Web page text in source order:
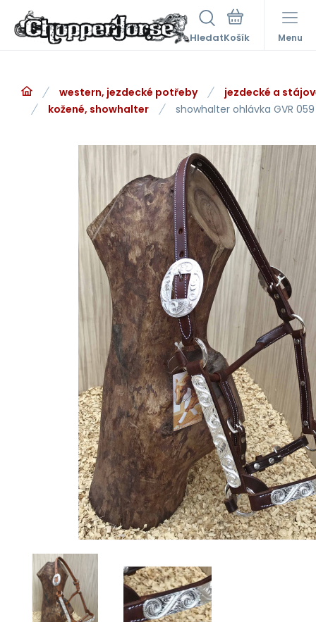
Hledat Menu
western, jezdecké potřeby
jezdecké a
kožené, showhalter
showhalter ohlávka GVR 059